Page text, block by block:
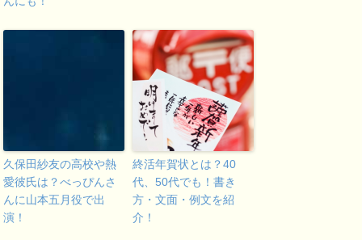
久保田紗友の高校や熱
愛彼氏は？べっぴんさ
んに山本五月役で出
演！
終活年賀状とは？40
代、50代でも！書き
方・文面・例文を紹
介！